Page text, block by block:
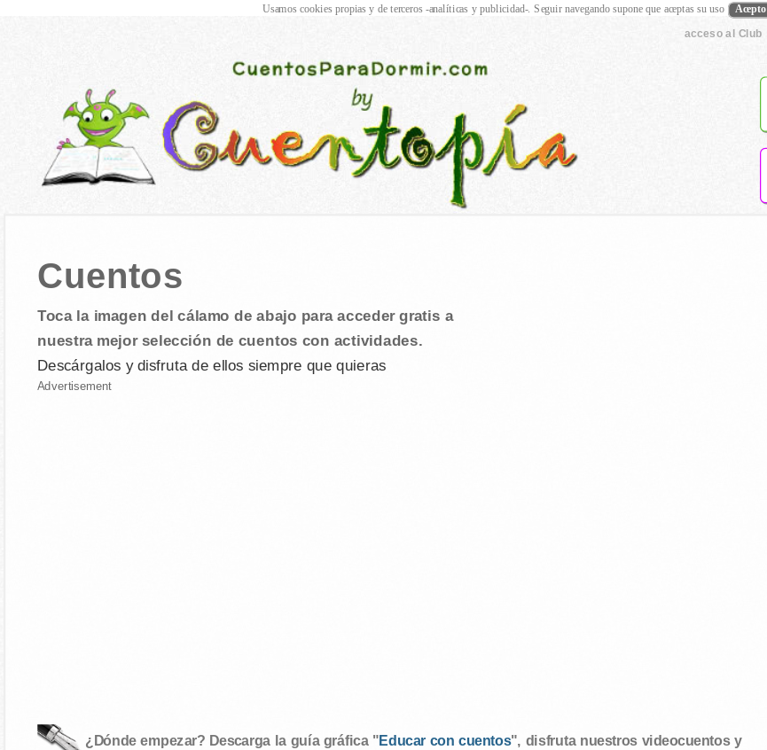
acceso al Club
Cuentos
Toca la imagen del cálamo de abajo para acceder gratis a
nuestra mejor selección de cuentos con actividades.
Descárgalos y disfruta de ellos siempre que quieras
Advertisement
¿Dónde empezar? Descarga la guía gráfica "Educar con cuentos", disfruta nuestros videocuentos y
Usamos cookies propias y de terceros -analíticas y publicidad-. Seguir navegando supone que aceptas su uso Acepto